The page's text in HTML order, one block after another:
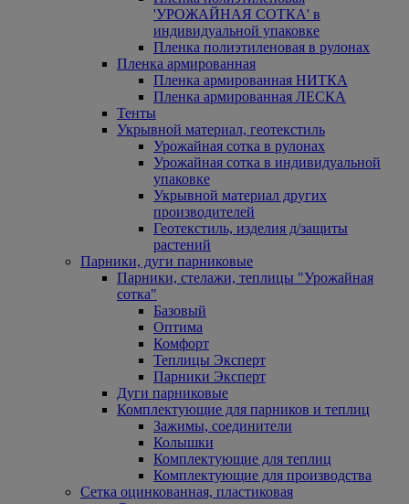
'УРОЖАЙНАЯ СОТКА' в
индивидуальной упаковке
Пленка полиэтиленовая в рулонах
Пленка армированная
Пленка армированная НИТКА
Пленка армированная ЛЕСКА
Тенты
Укрывной материал, геотекстиль
Урожайная сотка в рулонах
Урожайная сотка в индивидуальной
упаковке
Укрывной материал других
производителей
Геотекстиль, изделия д/защиты
растений
Парники, дуги парниковые
Парники, стелажи, теплицы "Урожайная
сотка"
Базовый
Оптима
Комфорт
Теплицы Эксперт
Парники Эксперт
Дуги парниковые
Комплектующие для парников и теплиц
Зажимы, соединители
Колышки
Комплектующие для теплиц
Комплектующие для производства
Сетка оцинкованная, пластиковая